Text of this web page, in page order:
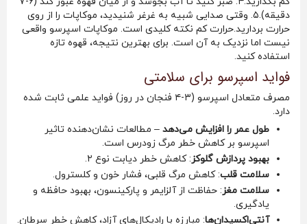
دقیقه).۵. وقتی صدایی شبیه به غرغر شنیدید، موکاپات را از روی
حرارت بردارید.حرارت کم نکته کلیدی است. موکاپات اسپرسو واقعی
نیست اما نزدیک به آن است. برای بهترین نتیجه، قهوه تازه
استفاده کنید.
فواید اسپرسو برای سلامتی
مصرف متعادل اسپرسو (۳-۴ فنجان در روز) فواید علمی ثابت شده
دارد.
طول عمر را افزایش می‌دهد – مطالعات نشان‌دهنده تاثیر
اسپرسو بر کاهش خطر مرگ زودرس است.
بهبود پردازش گلوکز: کاهش خطر دیابت نوع ۲.
سلامت قلب: کاهش مرگ قلبی، فشار خون و کلسترول.
سلامت مغز: حفاظت از آلزایمر و پارکینسون، بهبود حافظه و
یادگیری.
آنتی‌اکسیدان‌ها: مبارزه با رادیکال‌های آزاد، کاهش خطر سرطان.